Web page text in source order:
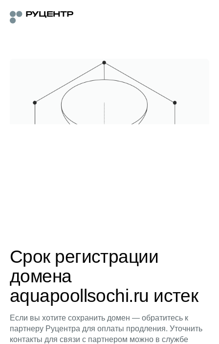
Срок регистрации
домена
aquapoollsochi.ru истек
Если вы хотите сохранить домен — обратитесь к
партнеру Руцентра для оплаты продления. Уточнить
контакты для связи с партнером можно в службе